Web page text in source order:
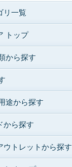
リ一覧
トップ
から探す
途から探す
から探す
ウトレットから探す